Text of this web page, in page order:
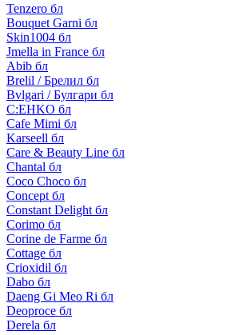
Tenzero бл
Bouquet Garni бл
Skin1004 бл
Jmella in France бл
Abib бл
Brelil / Брелил бл
Bvlgari / Булгари бл
C:EHKO бл
Cafe Mimi бл
Karseell бл
Care & Beauty Line бл
Chantal бл
Coco Choco бл
Concept бл
Constant Delight бл
Corimo бл
Corine de Farme бл
Cottage бл
Crioxidil бл
Dabo бл
Daeng Gi Meo Ri бл
Deoproce бл
Derela бл